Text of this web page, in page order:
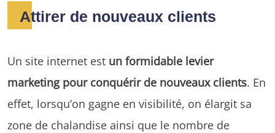
Attirer de nouveaux clients
Un site internet est un formidable levier
marketing pour conquérir de nouveaux clients. En
effet, lorsqu’on gagne en visibilité, on élargit sa
zone de chalandise ainsi que le nombre de